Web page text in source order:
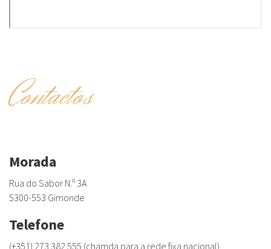
Contactos
Morada
Rua do Sabor N.º 3A
5300-553 Gimonde
Telefone
(+351) 273 382 555 (chamda para a rede fixa nacional)